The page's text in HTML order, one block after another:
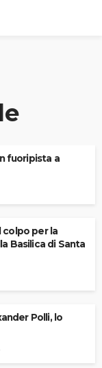
fuoripista a
colpo per la
Basilica di Santa
Polli, lo